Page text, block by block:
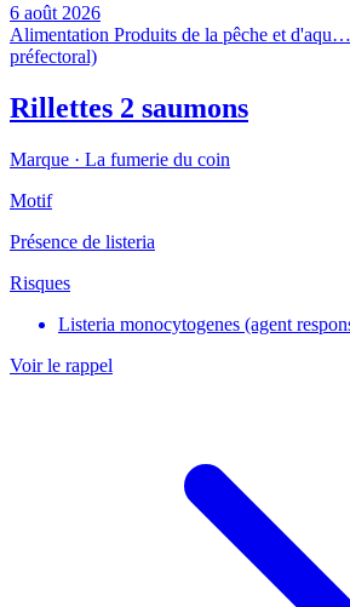
6 août 2026
Alimentation Produits de la pêche et d'aqu…
préfectoral)
Rillettes 2 saumons
Marque · La fumerie du coin
Motif
Présence de listeria
Risques
Listeria monocytogenes (agent
Voir le rappel